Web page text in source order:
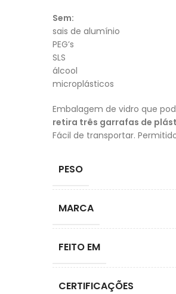
Sem:
sais de alumínio
PEG’s
SLS
álcool
microplásticos
Embalagem de vidro que
retira três garrafas de
Fácil de transportar.
PESO
MARCA
FEITO EM
CERTIFICAÇÕES